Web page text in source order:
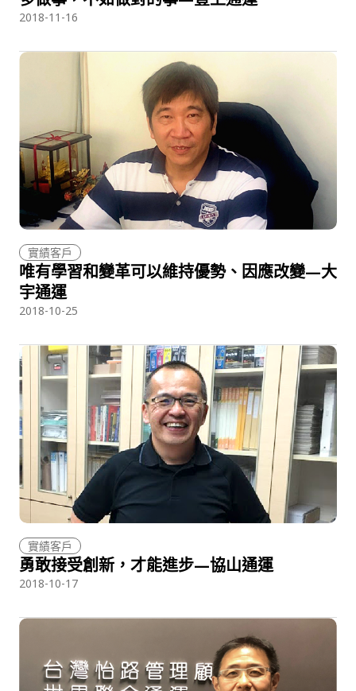
2018-11-16
實績客戶
唯有學習和變革可以維持優勢、因應改變—大
宇通運
2018-10-25
實績客戶
勇敢接受創新，才能進步—協山通運
2018-10-17